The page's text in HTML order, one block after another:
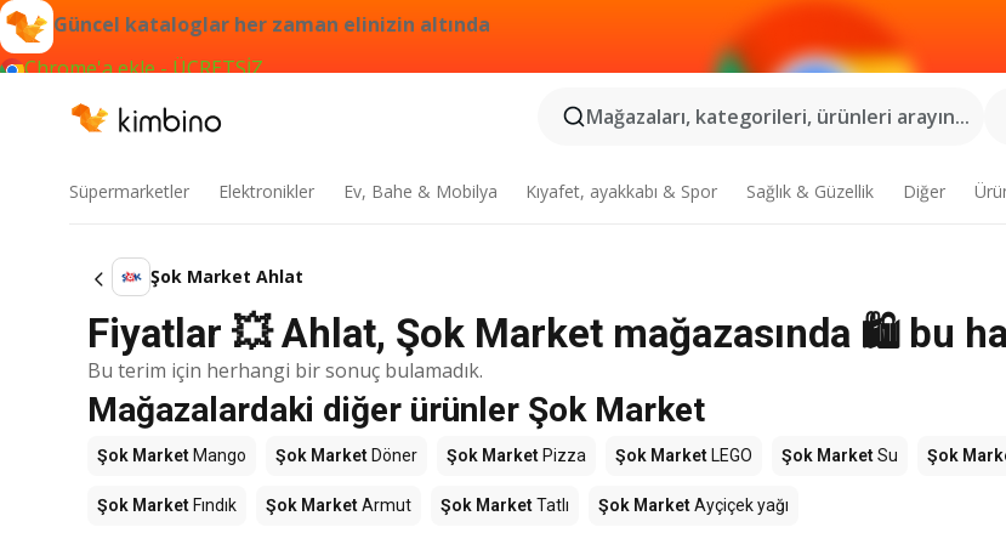
Güncel kataloglar her zaman elinizin altında
Chrome'a ekle - ÜCRETSİZ
Mağazaları, kategorileri, ürünleri arayın...
Süpermarketler Elektronikler Ev, Bahe & Mobilya Kıyafet, ayakkabı & Spor Sağlık & Güzellik Diğer
Şok Market Ahlat
Fiyatlar 💥 Ahlat, Şok Market mağazasında 🛍️ bu
Bu terim için herhangi bir sonuç bulamadık.
Mağazalardaki diğer ürünler Şok Market
Şok Market Mango Şok Market Döner Şok Market Pizza Şok Market LEGO Şok MarketSu Şok
Şok Market Fındık Şok MarketArmut Şok MarketTatlı Şok MarketAyçiçek yağı